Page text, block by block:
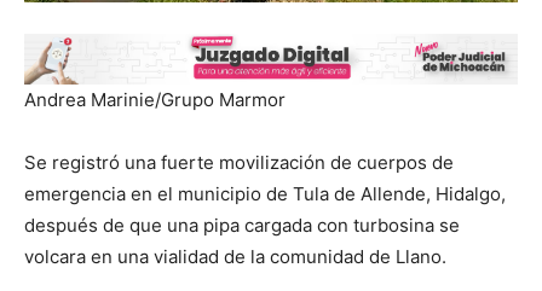
Andrea Marinie/Grupo Marmor
Se registró una fuerte movilización de cuerpos de
emergencia en el municipio de Tula de Allende, Hidalgo,
después de que una pipa cargada con turbosina se
volcara en una vialidad de la comunidad de Llano.